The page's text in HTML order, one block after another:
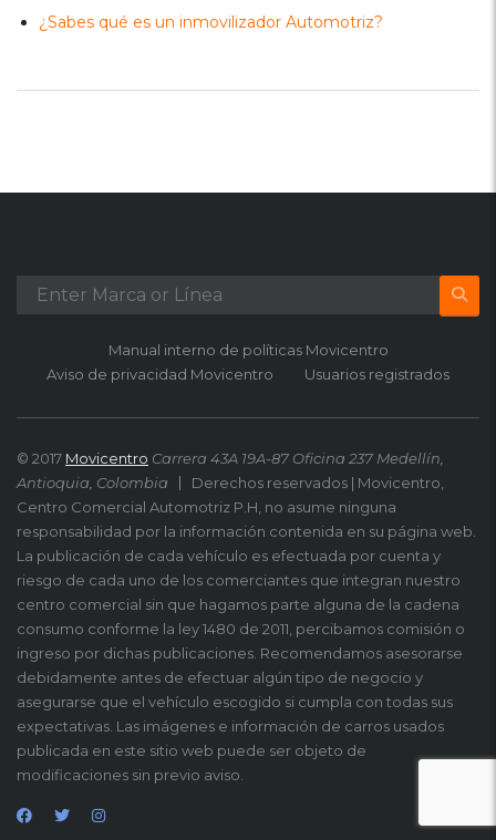
¿Sabes qué es un inmovilizador Automotriz?
Manual interno de políticas Movicentro
Aviso de privacidad Movicentro
Usuarios registrados
© 2017 Movicentro Carrera 43A 19A-87 Oficina 237 Medellín,
Antioquia, Colombia
Derechos reservados | Movicentro,
Centro Comercial Automotriz P.H, no asume ninguna
responsabilidad por la información contenida en su página web.
La publicación de cada vehículo es efectuada por cuenta y
riesgo de cada uno de los comerciantes que integran nuestro
centro comercial sin que hagamos parte alguna de la cadena
consumo conforme la ley 1480 de 2011, percibamos comisión o
ingreso por dichas publicaciones. Recomendamos asesorarse
debidamente antes de efectuar algún tipo de negocio y
asegurarse que el vehículo escogido si cumpla con todas sus
expectativas. Las imágenes e información de carros usados
publicada en este sitio web puede ser objeto de
modificaciones sin previo aviso.